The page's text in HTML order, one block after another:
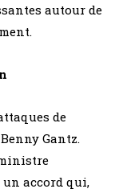
autour de
de
Gantz.
un accord qui,